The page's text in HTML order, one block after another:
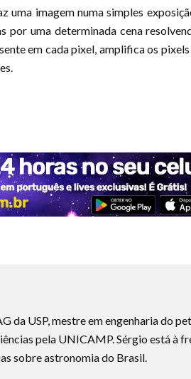
uma imagem numa simples
por uma determinada cena
em cada pixel, amplifica os
da USP, mestre em engenharia do
pela UNICAMP. Sérgio está à
sobre astronomia do Brasil.